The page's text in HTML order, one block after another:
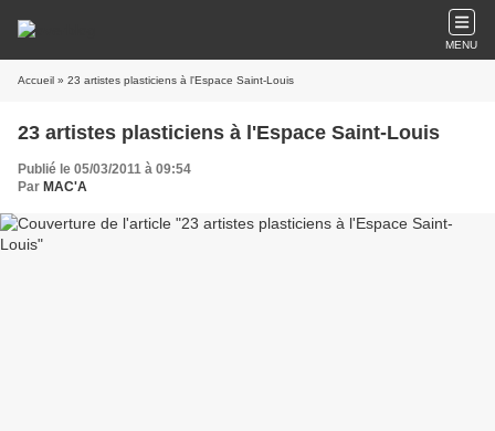
MENU
Accueil » 23 artistes plasticiens à l'Espace Saint-Louis
23 artistes plasticiens à l'Espace Saint-Louis
Publié le 05/03/2011 à 09:54
Par MAC'A